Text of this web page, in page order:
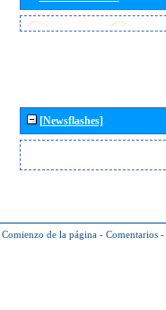
[Newsflashes]
Comienzo de la página - Comentarios -